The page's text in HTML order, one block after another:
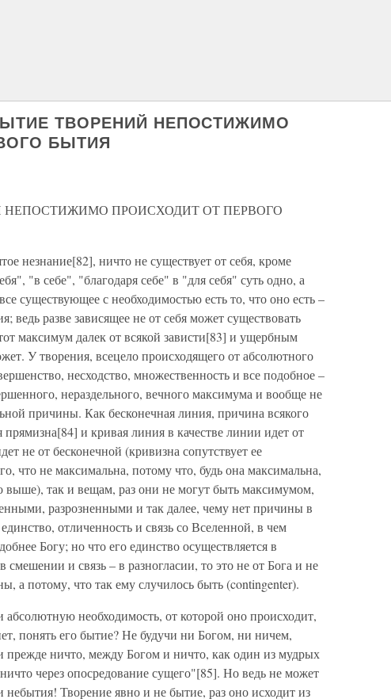
ТВОРЕНИЙ НЕПОСТИЖИМО
БЫТИЯ
НЕПОСТИЖИМО ПРОИСХОДИТ ОТ ПЕРВОГО
незнание[82], ничто не существует от себя, кроме
"в себе", "благодаря себе" в "для себя" суть одно, а
существующее с необходимостью есть то, что оно есть –
ведь разве зависящее не от себя может существовать
максимум далек от всякой зависти[83] и ущербным
У творения, всецело происходящего от абсолютного
несходство, множественность и все подобное –
нераздельного, вечного максимума и вообще не
причины. Как бесконечная линия, причина всякого
прямизна[84] и кривая линия в качестве линии идет от
не от бесконечной (кривизна сопутствует ее
что не максимальна, потому что, будь она максимальна,
выше), так и вещам, раз они не могут быть максимумом,
разрозненными и так далее, чему нет причины в
отличенность и связь со Вселенной, в чем
Богу; но что его единство осуществляется в
и связь – в разногласии, то это не от Бога и не
а потому, что так ему случилось быть (contingenter).
необходимость, от которой оно происходит,
понять его бытие? Не будучи ни Богом, ни ничем,
прежде ничто, между Богом и ничто, как один из мудрых
через опосредование сущего"[85]. Но ведь не может
небытия! Творение явно и не бытие, раз оно исходит из